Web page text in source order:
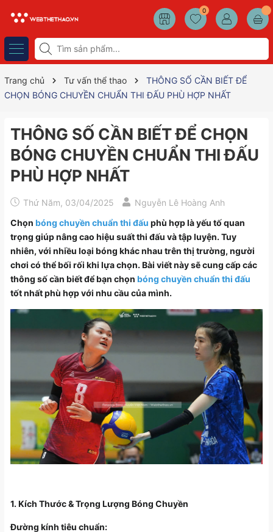
0
Trang chủ Tư vấn thể thao
THÔNG SỐ CẦN BIẾT ĐỂ
CHỌN BÓNG CHUYỀN CHUẨN THI ĐẤU PHÙ HỢP NHẤT
THÔNG SỐ CẦN BIẾT ĐỂ CHỌN
BÓNG CHUYỀN CHUẨN THI ĐẤU
PHÙ HỢP NHẤT
Thứ Năm, 03/04/2025
Nguyễn Lê Hoàng Anh
Chọn bóng chuyền chuẩn thi đấu phù hợp là yếu tố quan
trọng giúp nâng cao hiệu suất thi đấu và tập luyện. Tuy
nhiên, với nhiều loại bóng khác nhau trên thị trường, người
chơi có thể bối rối khi lựa chọn. Bài viết này sẽ cung cấp các
thông số cần biết để bạn chọn bóng chuyền chuẩn thi đấu
tốt nhất phù hợp với nhu cầu của mình.
1. Kích Thước & Trọng Lượng Bóng Chuyền
Đường kính tiêu chuẩn: